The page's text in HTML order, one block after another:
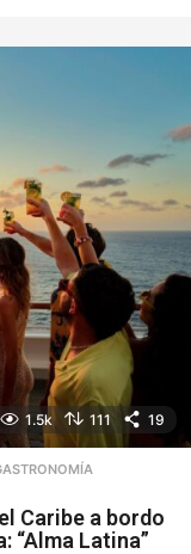
1.5k 111 19
Caribe a bordo
“Alma Latina”